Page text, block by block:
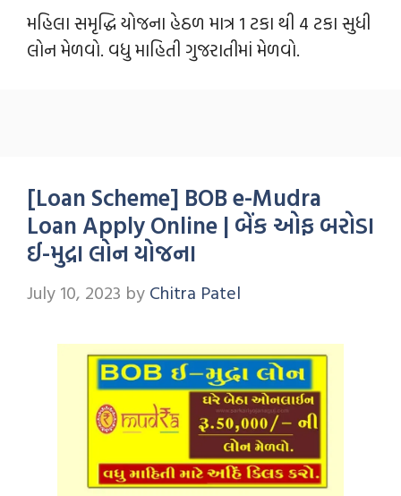
મહિલા સમૃદ્ધિ યોજના હેઠળ માત્ર 1 ટકા થી 4 ટકા સુધી
લોન મેળવો. વધુ માહિતી ગુજરાતીમાં મેળવો.
[Loan Scheme] BOB e-Mudra
Loan Apply Online | બેંક ઓફ બરોડા
ઈ-મુદ્રા લોન યોજના
July 10, 2023 by Chitra Patel